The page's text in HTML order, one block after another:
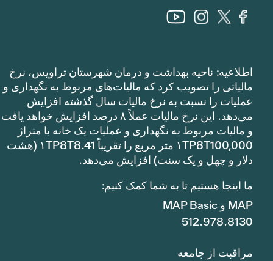
اطلاعیه: ناحیه بهداشت و درمان شهرستان تراویس، نرخ
مالیاتی را تصویب کرد که مالیات‌های مربوط به نگهداری و
عملیات را نسبت به نرخ مالیات سال گذشته افزایش
می‌دهد. این نرخ مالیات عملاً ۸ درصد افزایش خواهد یافت
و مالیات مربوط به نگهداری و عملیات یک خانه با متراژ
۱TP8T100,000 متر مربع را تقریباً ۱TP8T8.41 (هشت
دلار و چهل و یک سنت) افزایش می‌دهد.
ما اینجا هستیم تا به شما کمک کنیم:
MAP و MAP Basic
512.978.8130
مراقبت از جامعه